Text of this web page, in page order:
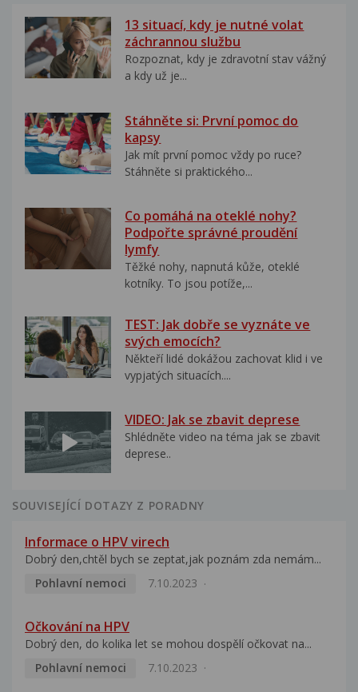
13 situací, kdy je nutné volat
záchrannou službu
Rozpoznat, kdy je zdravotní stav vážný
a kdy už je...
Stáhněte si: První pomoc do
kapsy
Jak mít první pomoc vždy po ruce?
Stáhněte si praktického...
Co pomáhá na oteklé nohy?
Podpořte správné proudění
lymfy
Těžké nohy, napnutá kůže, oteklé
kotníky. To jsou potíže,...
TEST: Jak dobře se vyznáte ve
svých emocích?
Někteří lidé dokážou zachovat klid i ve
vypjatých situacích....
VIDEO: Jak se zbavit deprese
Shlédněte video na téma jak se zbavit
deprese..
SOUVISEJÍCÍ DOTAZY Z PORADNY
Informace o HPV virech
Dobrý den,chtěl bych se zeptat,jak poznám zda nemám...
Pohlavní nemoci
7.10.2023
Očkování na HPV
Dobrý den, do kolika let se mohou dospělí očkovat na...
Pohlavní nemoci
7.10.2023